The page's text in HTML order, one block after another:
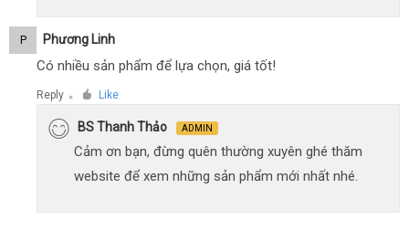
P Phương Linh
Có nhiều sản phẩm để lựa chọn, giá tốt!
Reply ● Like
BS Thanh Thảo ADMIN
Cảm ơn bạn, đừng quên thường xuyên ghé thăm
website để xem những sản phẩm mới nhất nhé.